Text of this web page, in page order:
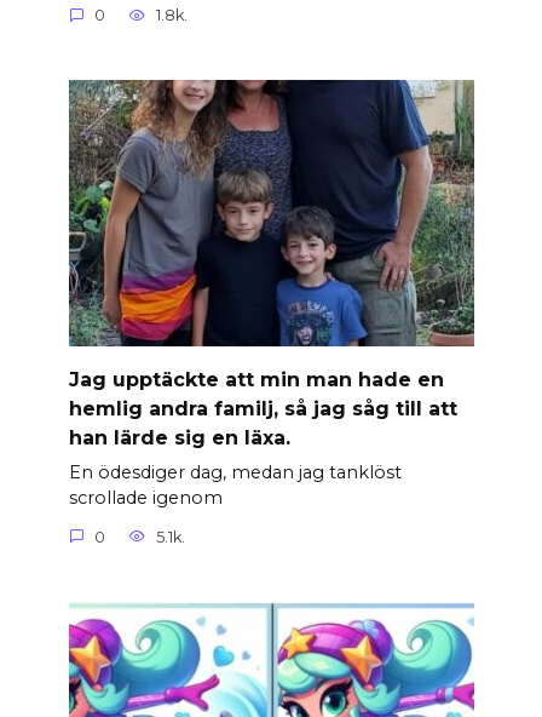
0 1.8k.
Jag upptäckte att min man hade en
hemlig andra familj, så jag såg till att
han lärde sig en läxa.
En ödesdiger dag, medan jag tanklöst
scrollade igenom
0 5.1k.